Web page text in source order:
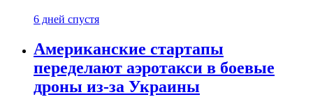
6 дней спустя
Американские стартапы
переделают аэротакси в боевые
дроны из-за Украины